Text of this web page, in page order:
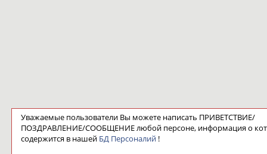
Уважаемые пользователи Вы можете написать ПРИВЕТСТВИЕ/
ПОЗДРАВЛЕНИЕ/СООБЩЕНИЕ любой персоне, информация о
содержится в нашей БД Персоналий!